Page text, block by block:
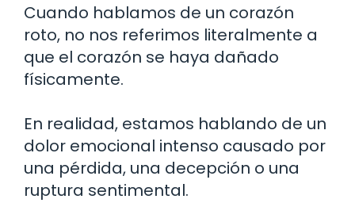
Cuando hablamos de un corazón
roto, no nos referimos literalmente a
que el corazón se haya dañado
físicamente.
En realidad, estamos hablando de un
dolor emocional intenso causado por
una pérdida, una decepción o una
ruptura sentimental.